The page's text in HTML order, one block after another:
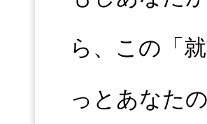
ら、この「
っとあなた